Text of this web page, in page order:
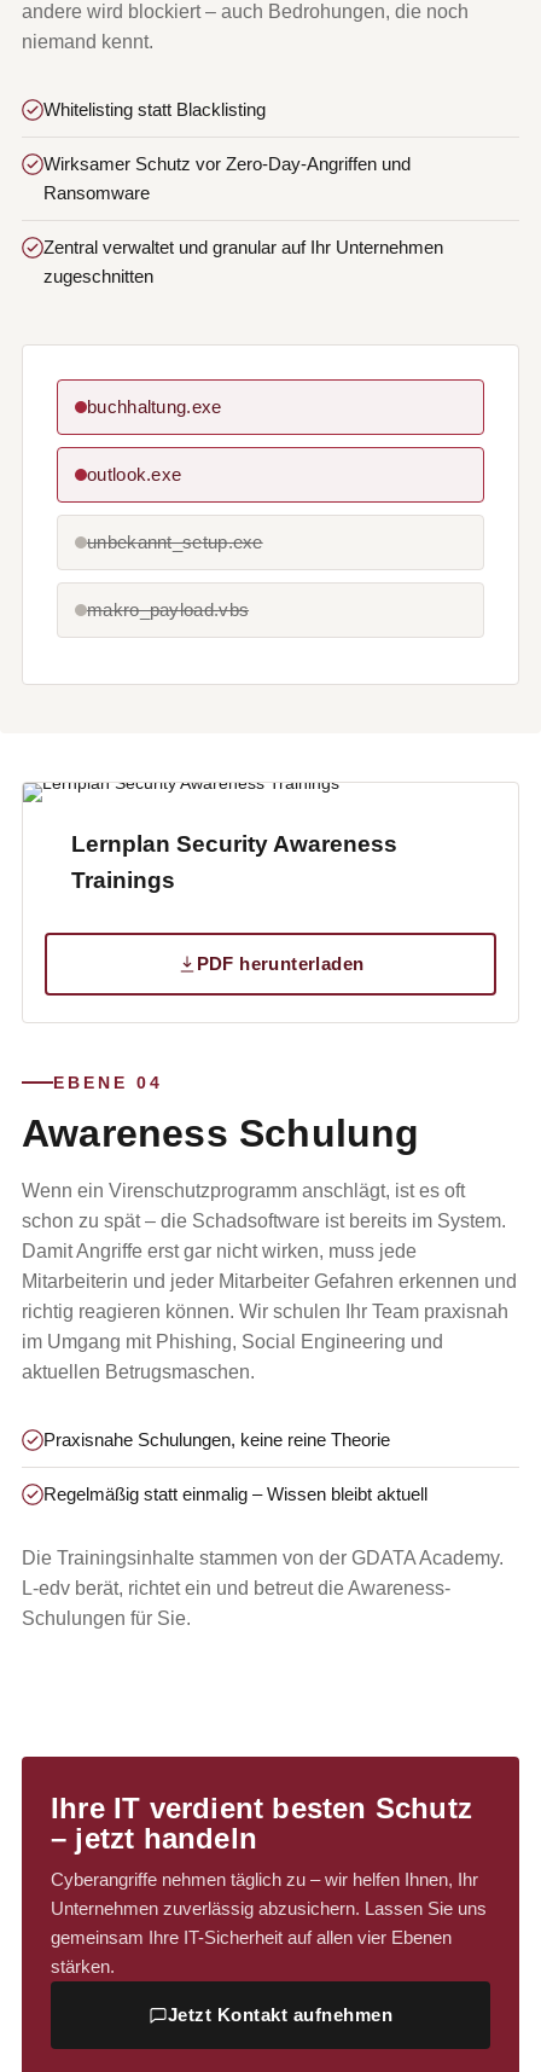
andere wird blockiert – auch Bedrohungen, die noch
niemand kennt.
Whitelisting statt Blacklisting
Wirksamer Schutz vor Zero-Day-Angriffen und
Ransomware
Zentral verwaltet und granular auf Ihr Unternehmen
zugeschnitten
buchhaltung.exe
outlook.exe
unbekannt_setup.exe
makro_payload.vbs
Lernplan Security Awareness
Trainings
PDF herunterladen
EBENE 04
Awareness Schulung
Wenn ein Virenschutzprogramm anschlägt, ist es oft
schon zu spät – die Schadsoftware ist bereits im System.
Damit Angriffe erst gar nicht wirken, muss jede
Mitarbeiterin und jeder Mitarbeiter Gefahren erkennen und
richtig reagieren können. Wir schulen Ihr Team praxisnah
im Umgang mit Phishing, Social Engineering und
aktuellen Betrugsmaschen.
Praxisnahe Schulungen, keine reine Theorie
Regelmäßig statt einmalig – Wissen bleibt aktuell
Die Trainingsinhalte stammen von der GDATA Academy.
L-edv berät, richtet ein und betreut die Awareness-
Schulungen für Sie.
Ihre IT verdient besten Schutz
– jetzt handeln
Cyberangriffe nehmen täglich zu – wir helfen Ihnen, Ihr
Unternehmen zuverlässig abzusichern. Lassen Sie uns
gemeinsam Ihre IT-Sicherheit auf allen vier Ebenen
stärken.
Jetzt Kontakt aufnehmen